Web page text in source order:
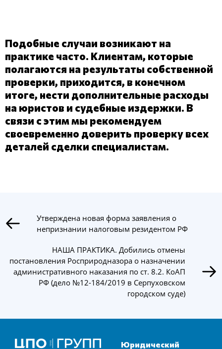
Подобные случаи возникают на
практике часто. Клиентам, которые
полагаются на результаты собственной
проверки, приходится, в конечном
итоге, нести дополнительные расходы
на юристов и судебные издержки. В
связи с этим мы рекомендуем
своевременно доверить проверку всех
деталей сделки специалистам.
Утверждена новая форма заявления о
непризнании налоговым резидентом РФ
НАША ПРАКТИКА. Добились отмены
постановления Росприродназора о назначении
административного наказания по ст. 8.2. КоАП
РФ (дело №12-184/2019 в Серпуховском
городском суде)
Юридический